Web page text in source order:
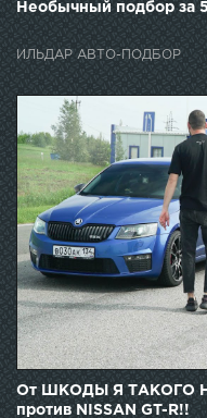
Необычный подбор за
ИЛЬДАР АВТО-ПОДБОР
От ШКОДЫ Я ТАКОГО
против NISSAN GT-R!!